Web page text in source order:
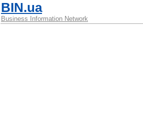
BIN.ua
Business Information Network